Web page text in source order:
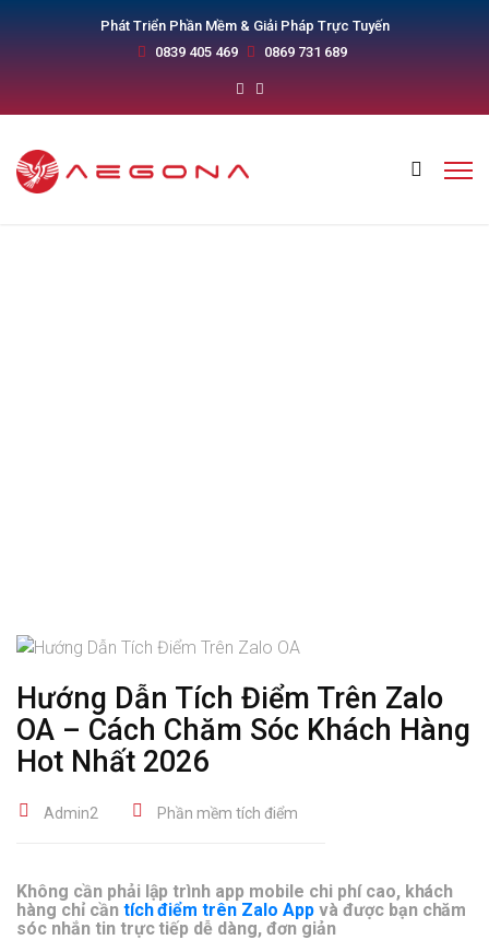
Phát Triển Phần Mềm & Giải Pháp Trực Tuyến
0839 405 469
0869 731 689
Hướng Dẫn Tích Điểm Trên Zalo
OA – Cách Chăm Sóc Khách Hàng
Hot Nhất 2026
Admin2 Phần mềm tích điểm
Không cần phải lập trình app mobile chi phí cao, khách
hàng chỉ cần tích điểm trên Zalo Appvà được bạn chăm
sóc nhắn tin trực tiếp dễ dàng, đơn giản